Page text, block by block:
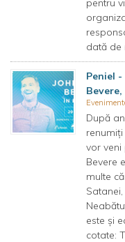
pentru
dată de
Peniel
După
vor
Bevere
multe
este şi
cotate: